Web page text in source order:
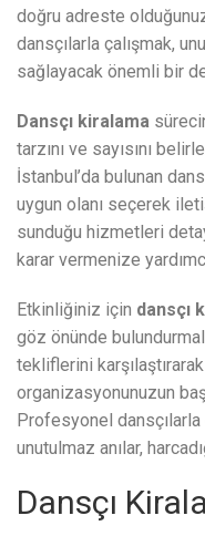
doğru adreste
dansçılarla çalışmak,
sağlayacak önemli bir
Dansçı kiralama
tarzını ve sayısını
İstanbul’da bulunan
uygun olanı seçerek
sunduğu hizmetleri
karar vermenize
Etkinliğiniz için dansçı
göz önünde
tekliflerini
organizasyonunuzun
Profesyonel
unutulmaz anılar,
Dansçı